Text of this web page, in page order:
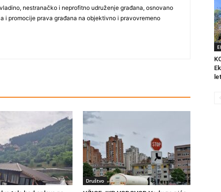
nestranačko i neprofitno udruženje građana, osnovano
i promocije prava građana na objektivno i pravovremeno
Društvo